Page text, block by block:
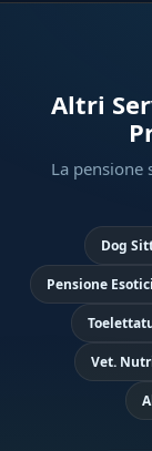
Altri
La pensione
Dog
Pensione Esotici
Vet.